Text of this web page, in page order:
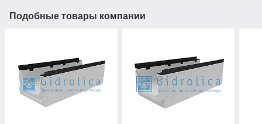
Подобные товары компании